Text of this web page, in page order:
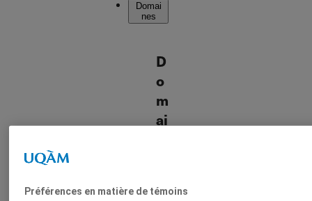
Domai
nes
D
o
m
ai
Préférences en matière de témoins